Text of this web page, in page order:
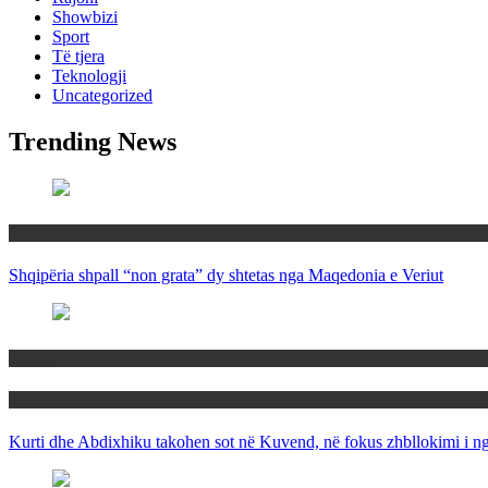
Showbizi
Sport
Të tjera
Teknologji
Uncategorized
Trending News
Shqipëria shpall “non grata” dy shtetas nga Maqedonia e Veriut
Kurti dhe Abdixhiku takohen sot në Kuvend, në fokus zhbllokimi i